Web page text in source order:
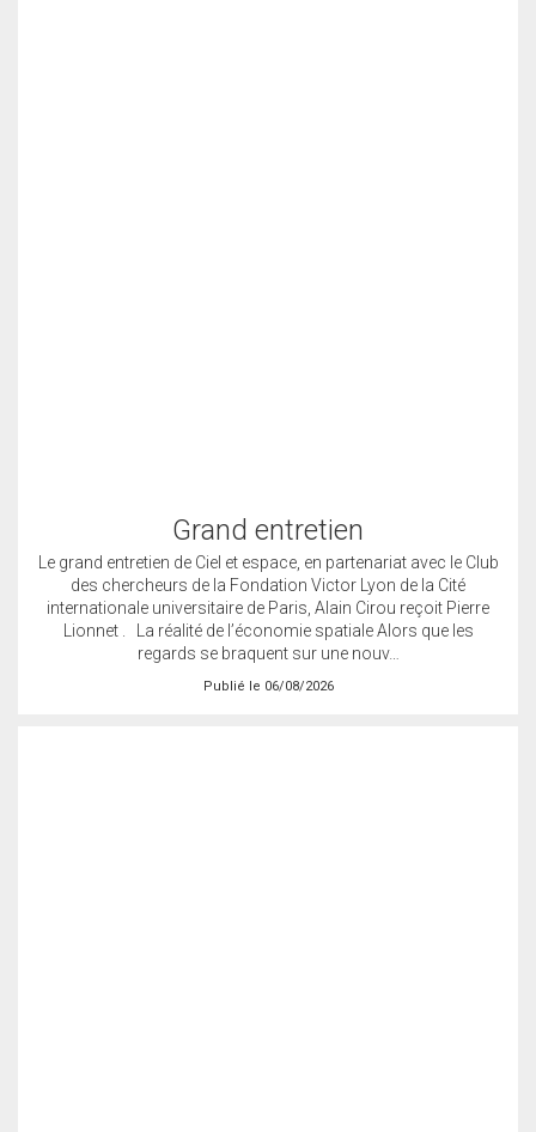
Grand entretien
Le grand entretien de Ciel et espace, en partenariat avec le Club
des chercheurs de la Fondation Victor Lyon de la Cité
internationale universitaire de Paris, Alain Cirou reçoit Pierre
Lionnet . La réalité de l’économie spatiale Alors que les
regards se braquent sur une nouv…
Publié le 06/08/2026